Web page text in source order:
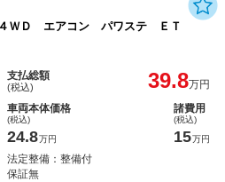
ＷＤ エアコン パワステ ＥＴ
支払総額
(税込) 39.8万円
車両本体価格
(税込)
24.8万円
諸費用
(税込)
15万円
法定整備：整備付
保証無